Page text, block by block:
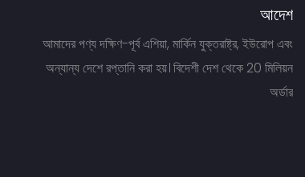
আদেশ
আমাদের পণ্য দক্ষিণ-পূর্ব এশিয়া, মার্কিন যুক্তরাষ্ট্র, ইউরোপ এবং
অন্যান্য দেশে রপ্তানি করা হয়। বিদেশী দেশ থেকে 20 মিলিয়ন
অর্ডার